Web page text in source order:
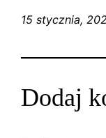
15 stycznia,
Dodaj